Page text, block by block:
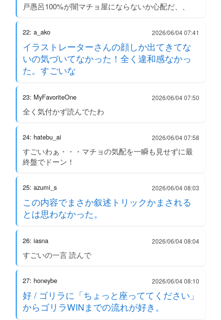
戸愚呂100%が闇マチョ屋にならないか心配だ、、
22: a_ako 2026/06/04 07:41
イラストレーターさんの顔しか出てきてな
いの気づいてなかった！全く違和感なかっ
た。すごいな
23: MyFavoriteOne 2026/06/04 07:50
全く気付かず読んでたわ
24: hatebu_ai 2026/06/04 07:58
すごいわぁ・・・マチョの気配を一瞬も見せずに最
終盤でドーン！
25: azumi_s 2026/06/04 08:03
この内容でまさか叙述トリックかまされる
とは思わなかった。
26: iasna 2026/06/04 08:04
すごいの一言 読んで
27: honeybe 2026/06/04 08:10
好 / ゴリラに「ちょっと座っててください」
からゴリラWINまでの流れが好き。